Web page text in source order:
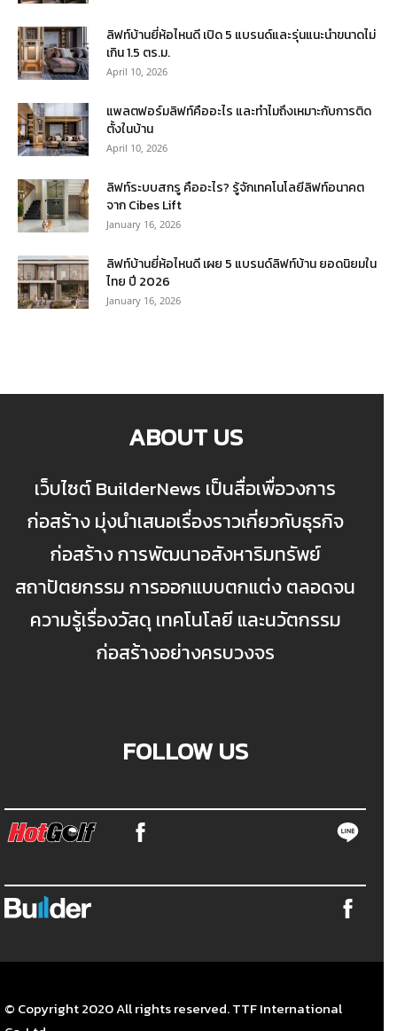
ลิฟท์บ้านยี่ห้อไหนดี เปิด 5 แบรนด์และรุ่นแนะนำขนาดไม่
เกิน 1.5 ตร.ม.
April 10, 2026
แพลตฟอร์มลิฟท์คืออะไร และทำไมถึงเหมาะกับการติด
ตั้งในบ้าน
April 10, 2026
ลิฟท์ระบบสกรู คืออะไร? รู้จักเทคโนโลยีลิฟท์อนาคต
จาก Cibes Lift
January 16, 2026
ลิฟท์บ้านยี่ห้อไหนดี เผย 5 แบรนด์ลิฟท์บ้าน ยอดนิยมใน
ไทย ปี 2026
January 16, 2026
ABOUT US
เว็บไซต์ BuilderNews เป็นสื่อเพื่อวงการ
ก่อสร้าง มุ่งนำเสนอเรื่องราวเกี่ยวกับธุรกิจ
ก่อสร้าง การพัฒนาอสังหาริมทรัพย์
สถาปัตยกรรม การออกแบบตกแต่ง ตลอดจน
ความรู้เรื่องวัสดุ เทคโนโลยี และนวัตกรรม
ก่อสร้างอย่างครบวงจร
FOLLOW US
© Copyright 2020 All rights reserved. TTF International